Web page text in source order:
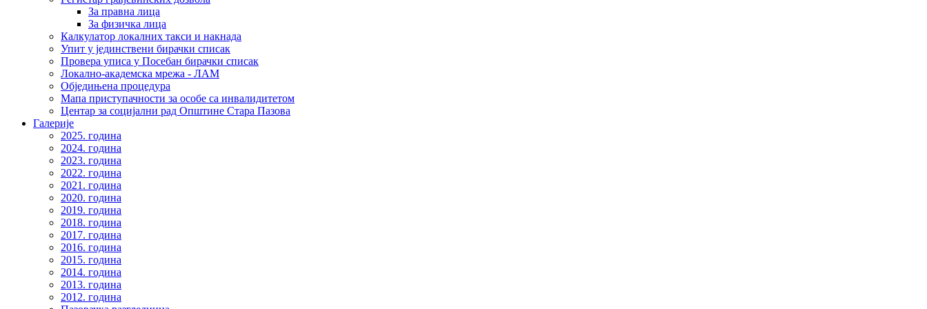
За правна лица
За физичка лица
Калкулатор локалних такси и накнада
Упит у јединствени бирачки списак
Провера уписа у Посебан бирачки списак
Локално-академска мрежа - ЛАМ
Обједињена процедура
Мапа приступачности за особе са инвалидитетом
Центар за социјални рад Општине Стара Пазова
Галерије
2025. година
2024. година
2023. година
2022. година
2021. година
2020. година
2019. година
2018. година
2017. година
2016. година
2015. година
2014. година
2013. година
2012. година